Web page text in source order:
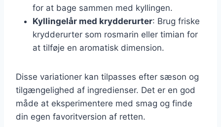
for at bage sammen med kyllingen.
Kyllingelår med krydderurter: Brug friske
krydderurter som rosmarin eller timian for
at tilføje en aromatisk dimension.
Disse variationer kan tilpasses efter sæson og
tilgængelighed af ingredienser. Det er en god
måde at eksperimentere med smag og finde
din egen favoritversion af retten.